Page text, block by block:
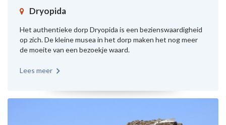
Dryopida
Het authentieke dorp Dryopida is een bezienswaardigheid
op zich. De kleine musea in het dorp maken het nog meer
de moeite van een bezoekje waard.
Lees meer